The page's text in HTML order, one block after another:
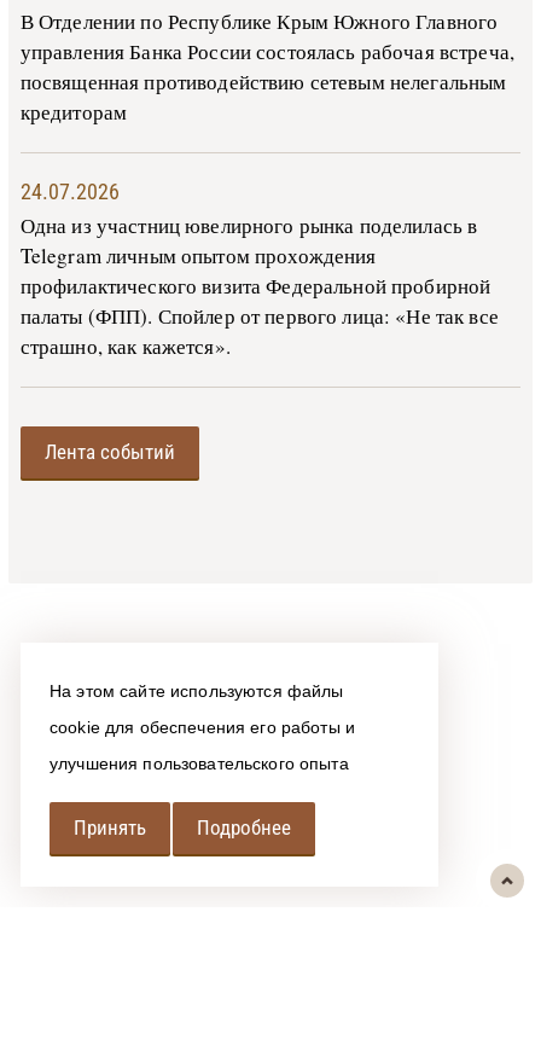
На этом сайте используются файлы
cookie для обеспечения его работы и
улучшения пользовательского опыта
Принять Подробнее
В Отделении по Республике Крым Южного Главного
управления Банка России состоялась рабочая встреча,
посвященная противодействию сетевым нелегальным
кредиторам
24.07.2026
Одна из участниц ювелирного рынка поделилась в
Telegram личным опытом прохождения
профилактического визита Федеральной пробирной
палаты (ФПП). Спойлер от первого лица: «Не так все
страшно, как кажется».
Лента событий